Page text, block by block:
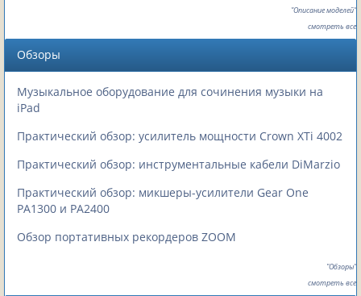
"Описание моделей"
смотреть все
Обзоры
Музыкальное оборудование для сочинения музыки на
iPad
Практический обзор: усилитель мощности Crown XTi 4002
Практический обзор: инструментальные кабели DiMarzio
Практический обзор: микшеры-усилители Gear One
PA1300 и PA2400
Обзор портативных рекордеров ZOOM
"Обзоры"
смотреть все